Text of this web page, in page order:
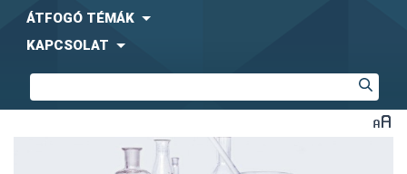
ÁTFOGÓ TÉMÁK
KAPCSOLAT